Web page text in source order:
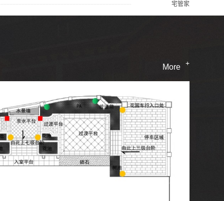
宅管家
More +